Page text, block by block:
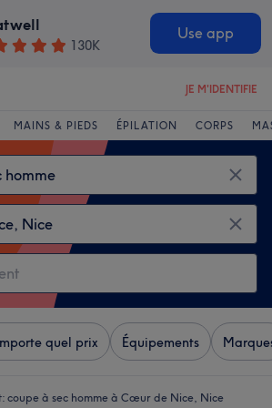
130K
Use app
JE M'IDENTIFIE
MAINS & PIEDS ÉPILATION CORPS
quel prix Équipements
coupe à sec homme à Cœur de Nice, Nice